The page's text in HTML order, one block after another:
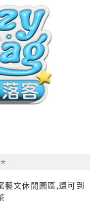
藝文休閒園區,還可到